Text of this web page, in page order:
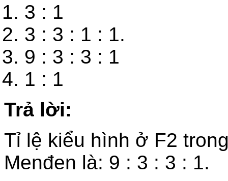
3 : 1
3 : 3 : 1 : 1.
9 : 3 : 3 : 1
1 : 1
Trả lời:
Tỉ lệ kiểu hình ở F2
Menđen là: 9 : 3 : 3 : 1.